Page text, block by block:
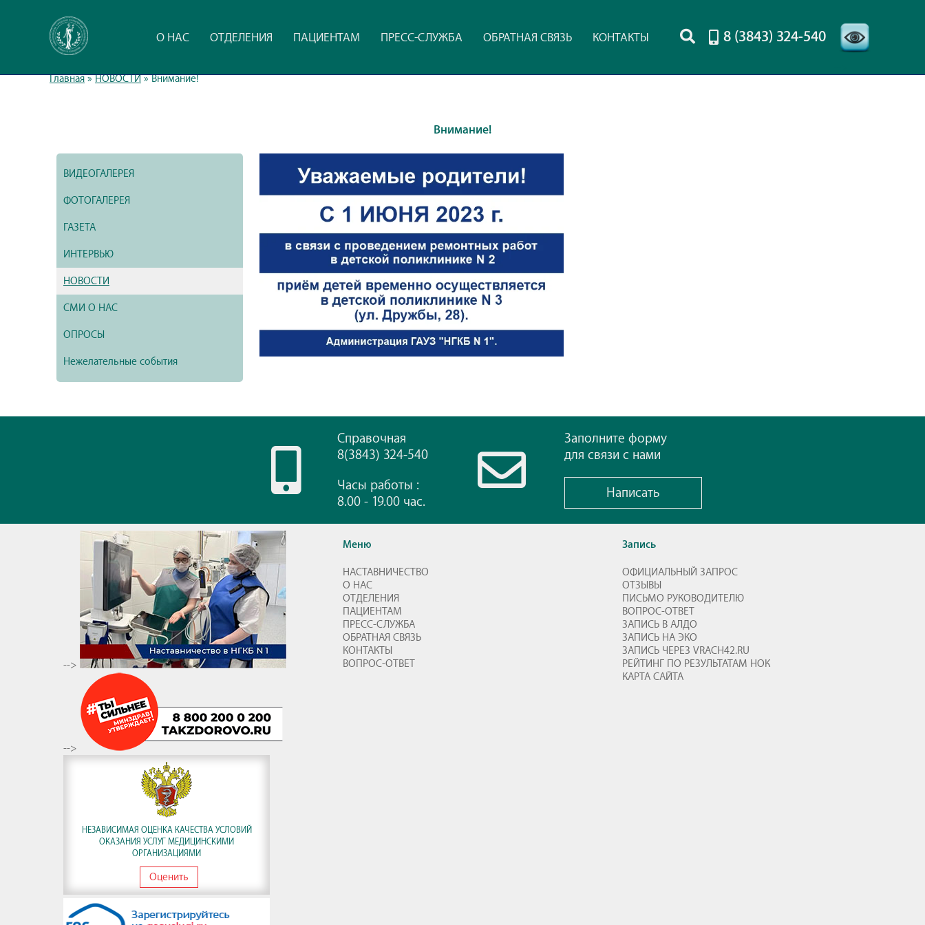
О НАС ОТДЕЛЕНИЯ ПАЦИЕНТАМ ПРЕСС-СЛУЖБА ОБРАТНАЯ СВЯЗЬ КОНТАКТЫ 8 (3843) 324-540
Главная»НОВОСТИ»Внимание!
Внимание!
ВИДЕОГАЛЕРЕЯ
ФОТОГАЛЕРЕЯ
ГАЗЕТА
ИНТЕРВЬЮ
НОВОСТИ
СМИ О НАС
ОПРОСЫ
Нежелательные события
Справочная
8(3843) 324-540
Часы работы :
8.00 - 19.00 час.
Заполните форму
для связи с нами
Написать
-->
-->
НЕЗАВИСИМАЯ ОЦЕНКА КАЧЕСТВА УСЛОВИЙ
ОКАЗАНИЯ УСЛУГ МЕДИЦИНСКИМИ
ОРГАНИЗАЦИЯМИ
Оценить
Меню
НАСТАВНИЧЕСТВО
О НАС
ОТДЕЛЕНИЯ
ПАЦИЕНТАМ
ПРЕСС-СЛУЖБА
ОБРАТНАЯ СВЯЗЬ
КОНТАКТЫ
ВОПРОС-ОТВЕТ
Запись
ОФИЦИАЛЬНЫЙ ЗАПРОС
ОТЗЫВЫ
ПИСЬМО РУКОВОДИТЕЛЮ
ВОПРОС-ОТВЕТ
ЗАПИСЬ В АЛДО
ЗАПИСЬ НА ЭКО
ЗАПИСЬ ЧЕРЕЗ VRACH42.RU
РЕЙТИНГ ПО РЕЗУЛЬТАТАМ НОК
КАРТА САЙТА